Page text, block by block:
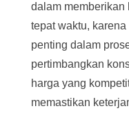
dalam memberikan
tepat waktu,
penting dalam
pertimbangkan
harga yang
memastikan